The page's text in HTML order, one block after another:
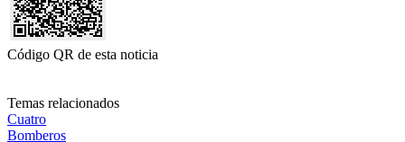
Código QR de esta noticia
Temas relacionados
Cuatro
Bomberos